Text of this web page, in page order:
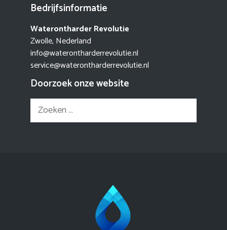
Bedrijfsinformatie
Waterontharder Revolutie
Zwolle, Nederland
info@waterontharderrevolutie.nl
service@waterontharderrevolutie.nl
Doorzoek onze website
Zoek
naar: